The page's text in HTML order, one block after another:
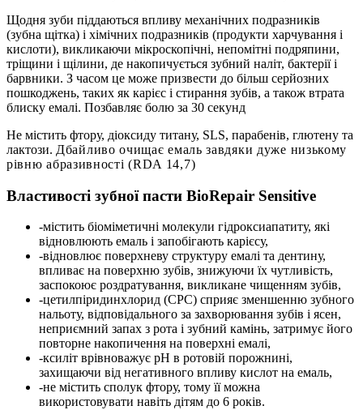
Щодня зуби піддаються впливу механічних подразників
(зубна щітка) і хімічних подразників (продукти харчування і
кислоти), викликаючи мікроскопічні, непомітні подряпини,
тріщини і щілини, де накопичується зубний наліт, бактерії і
барвники. З часом це може призвести до більш серйозних
пошкоджень, таких як карієс і стирання зубів, а також втрата
блиску емалі. Позбавляє болю за 30 секунд
Не містить фтору, діоксиду титану, SLS, парабенів, глютену та
лактози. Дбайливо очищає емаль завдяки дуже низькому
рівню абразивності (RDA 14,7)
Властивості зубної пасти BioRepair Sensitive
-містить біоміметичні молекули гідроксиапатиту, які
відновлюють емаль і запобігають карієсу,
-відновлює поверхневу структуру емалі та дентину,
впливає на поверхню зубів, знижуючи їх чутливість,
заспокоює роздратування, викликане чищенням зубів,
-цетилпіридинхлорид (СРС) сприяє зменшенню зубного
нальоту, відповідального за захворювання зубів і ясен,
неприємний запах з рота і зубний камінь, затримує його
повторне накопичення на поверхні емалі,
-ксиліт врівноважує рН в ротовій порожнині,
захищаючи від негативного впливу кислот на емаль,
-не містить сполук фтору, тому її можна
використовувати навіть дітям до 6 років.